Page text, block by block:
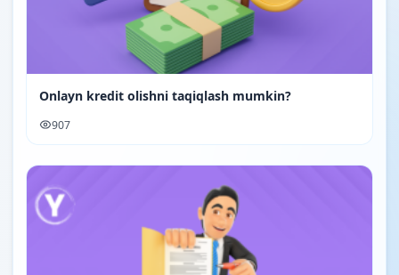
Onlayn kredit olishni taqiqlash mumkin?
907